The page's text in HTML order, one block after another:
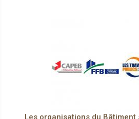
Les organisations du